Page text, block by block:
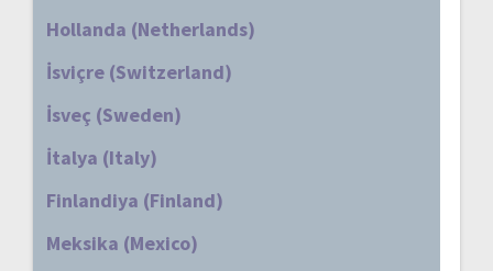
Hollanda (Netherlands)
İsviçre (Switzerland)
İsveç (Sweden)
İtalya (Italy)
Finlandiya (Finland)
Meksika (Mexico)